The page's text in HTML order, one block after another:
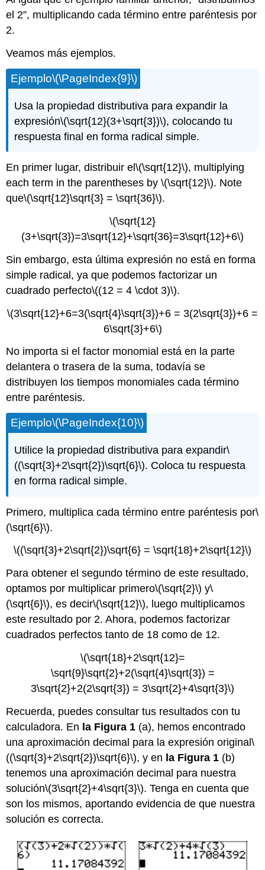
el 2”, multiplicando cada término entre paréntesis por
2.
Veamos más ejemplos.
Ejemplo\(\PageIndex{9}\)
Usa la propiedad distributiva para expandir la
expresión\(\sqrt{12}(3+\sqrt{3})\), colocando tu
respuesta final en forma radical simple.
En primer lugar, distribuir el\(\sqrt{12}\), multiplying
each term in the parentheses by\(\sqrt{12}\). Note
que\(\sqrt{12}\sqrt{3} = \sqrt{36}\).
\(\sqrt{12}
(3+\sqrt{3})=3\sqrt{12}+\sqrt{36}=3\sqrt{12}+6\)
Sin embargo, esta última expresión no está en forma
simple radical, ya que podemos factorizar un
cuadrado perfecto\((12 = 4 \cdot 3)\).
\(3\sqrt{12}+6=3(\sqrt{4}\sqrt{3})+6 = 3(2\sqrt{3})+6 =
6\sqrt{3}+6\)
No importa si el factor monomial está en la parte
delantera o trasera de la suma, todavía se
distribuyen los tiempos monomiales cada término
entre paréntesis.
Ejemplo\(\PageIndex{10}\)
Utilice la propiedad distributiva para expandir\
((\sqrt{3}+2\sqrt{2})\sqrt{6}\). Coloca tu respuesta
en forma radical simple.
Primero, multiplica cada término entre paréntesis por\
(\sqrt{6}\).
\((\sqrt{3}+2\sqrt{2})\sqrt{6} = \sqrt{18}+2\sqrt{12}\)
Para obtener el segundo término de este resultado,
optamos por multiplicar primero\(\sqrt{2}\) y\
(\sqrt{6}\), es decir\(\sqrt{12}\), luego multiplicamos
este resultado por 2. Ahora, podemos factorizar
cuadrados perfectos tanto de 18 como de 12.
\(\sqrt{18}+2\sqrt{12}=
\sqrt{9}\sqrt{2}+2(\sqrt{4}\sqrt{3}) =
3\sqrt{2}+2(2\sqrt{3}) = 3\sqrt{2}+4\sqrt{3}\)
Recuerda, puedes consultar tus resultados con tu
calculadora. En la Figura 1 (a), hemos encontrado
una aproximación decimal para la expresión original\
((\sqrt{3}+2\sqrt{2})\sqrt{6}\), y en la Figura 1 (b)
tenemos una aproximación decimal para nuestra
solución\(3\sqrt{2}+4\sqrt{3}\). Tenga en cuenta que
son los mismos, aportando evidencia de que nuestra
solución es correcta.